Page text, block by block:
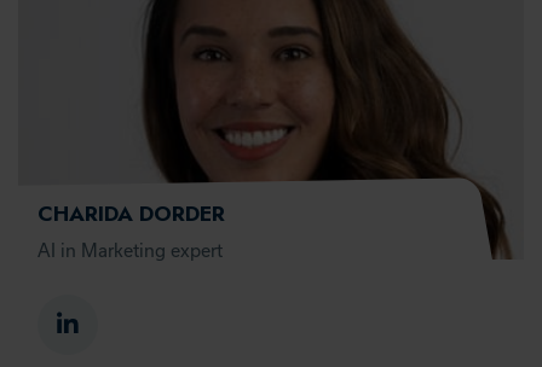
CHARIDA DORDER
AI in Marketing expert